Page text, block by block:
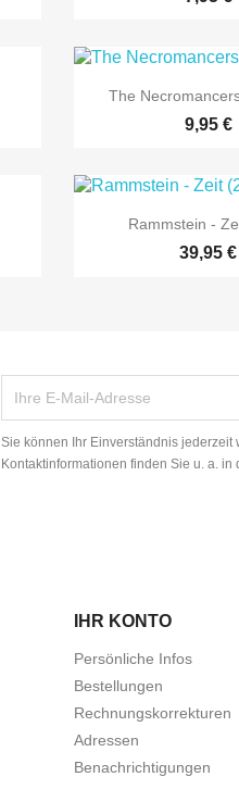

The
9,95 €

Rammstein -
39,95 €
Sie können Ihr Einverständnis jederzeit
Kontaktinformationen finden Sie u. a. in
IHR KONTO
Persönliche Infos
Bestellungen
Rechnungskorrekturen
Adressen
Benachrichtigungen